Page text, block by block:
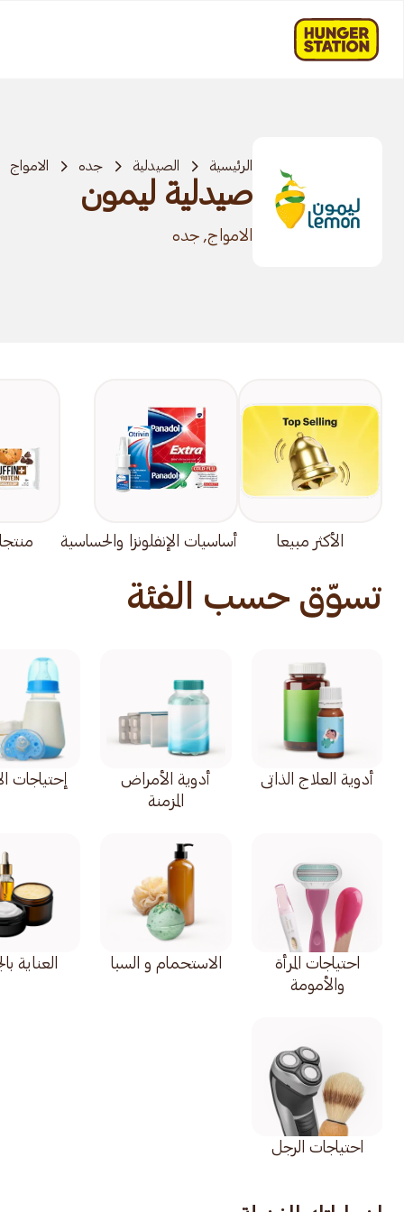
الرئيسية الصيدلية جده الامواج
صيدلية ليمون
الامواج, جده
الأكثر مبيعا أساسيات الإنفلونزا والحساسية
تسوّق حسب الفئة
أدوية العلاج الذاتي
أدوية الأمراض
المزمنة
إحتياجات
احتياجات المرأة
والأمومة
الاستحمام و السبا العناية
احتياجات الرجل